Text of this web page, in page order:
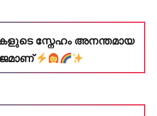
സ്നേഹം അനന്തമായ